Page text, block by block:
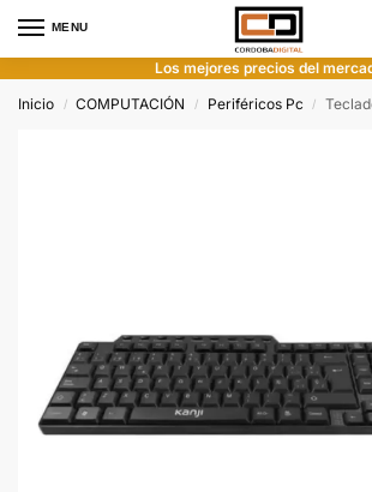
MENU
Los mejores precios del
Inicio
/ COMPUTACIÓN / Periféricos Pc /